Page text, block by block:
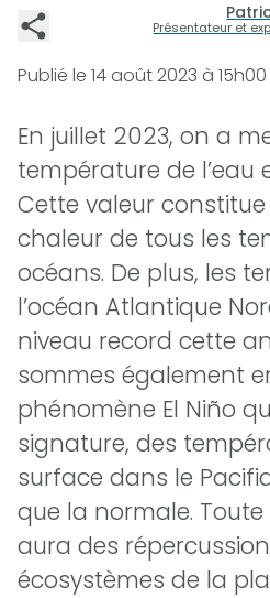
Présentateur et
Publié le 14 août 2023 à 15h00
En juillet 2023, on a
température de l’eau
Cette valeur
chaleur de tous les
océans. De plus, les
l’océan Atlantique
niveau record cette
sommes également
phénomène El Niño
signature, des
surface dans le
que la normale.
aura des
écosystèmes de la